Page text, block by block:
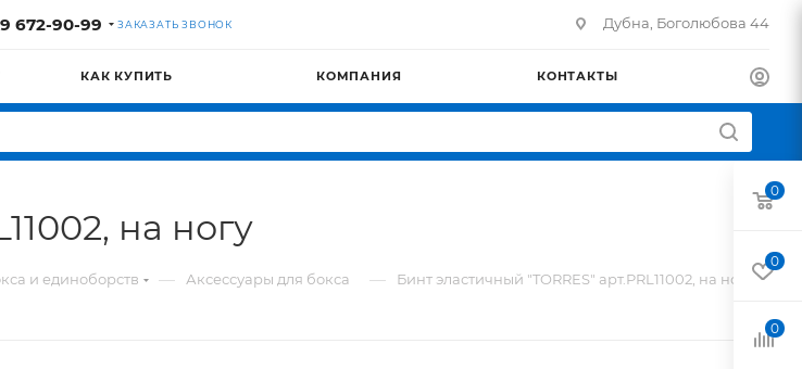
672-90-99 ЗАКАЗАТЬ ЗВОНОК Дубна, Боголюбова 44
КАК КУПИТЬ КОМПАНИЯ КОНТАКТЫ
на ногу
и единоборств — Аксессуары для бокса — Бинт эластичный "TORRES" арт.PRL11002, на ногу
0
0
0